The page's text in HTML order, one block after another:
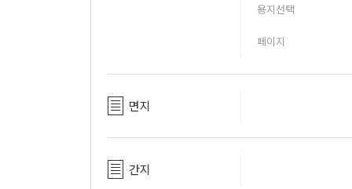
용지선택
페이지
면지
간지